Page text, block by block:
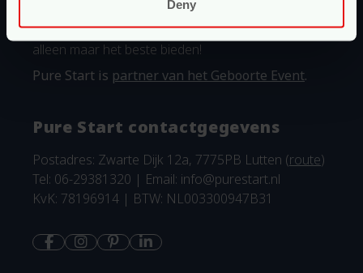
Deny
bevalling, kraamtijd en daarna. Met een steeds
uitbreidend assortiment willen we jou én je gezin
alleen maar het beste bieden!
Pure Start is partner van het Geboorte Event.
Pure Start contactgegevens
Postadres: Zwarte Dijk 12a, 7775PB Lutten (route)
Tel: 06-29381320 | Email: info@purestart.nl
KvK: 78196914 | BTW: NL003300947B31